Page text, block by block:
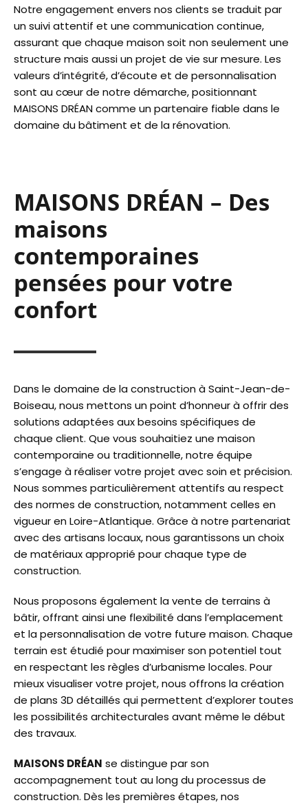
Notre engagement envers nos clients se traduit par
un suivi attentif et une communication continue,
assurant que chaque maison soit non seulement une
structure mais aussi un projet de vie sur mesure. Les
valeurs d’intégrité, d’écoute et de personnalisation
sont au cœur de notre démarche, positionnant
MAISONS DRÉAN comme un partenaire fiable dans le
domaine du bâtiment et de la rénovation.
MAISONS DRÉAN – Des
maisons
contemporaines
pensées pour votre
confort
Dans le domaine de la construction à Saint-Jean-de-
Boiseau, nous mettons un point d’honneur à offrir des
solutions adaptées aux besoins spécifiques de
chaque client. Que vous souhaitiez une maison
contemporaine ou traditionnelle, notre équipe
s’engage à réaliser votre projet avec soin et précision.
Nous sommes particulièrement attentifs au respect
des normes de construction, notamment celles en
vigueur en Loire-Atlantique. Grâce à notre partenariat
avec des artisans locaux, nous garantissons un choix
de matériaux approprié pour chaque type de
construction.
Nous proposons également la vente de terrains à
bâtir, offrant ainsi une flexibilité dans l’emplacement
et la personnalisation de votre future maison. Chaque
terrain est étudié pour maximiser son potentiel tout
en respectant les règles d’urbanisme locales. Pour
mieux visualiser votre projet, nous offrons la création
de plans 3D détaillés qui permettent d’explorer toutes
les possibilités architecturales avant même le début
des travaux.
MAISONS DRÉAN se distingue par son
accompagnement tout au long du processus de
construction. Dès les premières étapes, nos